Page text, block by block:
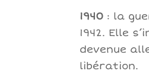
1940 : la
1942. Elle
devenue
libération.